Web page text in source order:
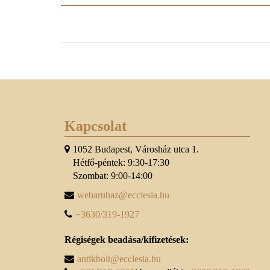
Kapcsolat
1052 Budapest, Városház utca 1.
Hétfő-péntek: 9:30-17:30
Szombat: 9:00-14:00
webaruhaz@ecclesia.hu
+3630/319-1927
Régiségek beadása/kifizetések:
antikbolt@ecclesia.hu